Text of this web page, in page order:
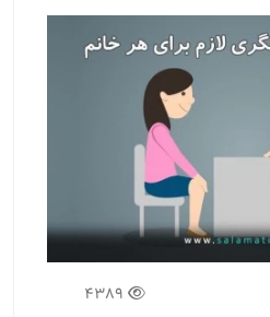
4389